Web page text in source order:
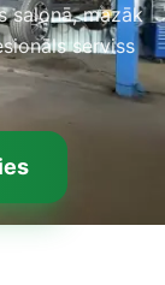
salonā, mazāk
serviss